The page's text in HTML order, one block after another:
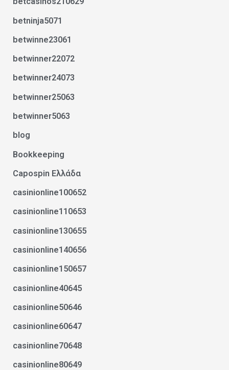
betninja5071
betwinne23061
betwinner22072
betwinner24073
betwinner25063
betwinner5063
blog
Bookkeeping
Capospin Ελλάδα
casinionline100652
casinionline110653
casinionline130655
casinionline140656
casinionline150657
casinionline40645
casinionline50646
casinionline60647
casinionline70648
casinionline80649